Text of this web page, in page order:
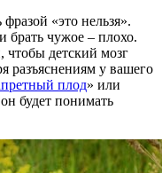
«это нельзя».
брать чужое – плохо.
чтобы детский мозг
разъяснениям у вашего
плод» или
будет понимать